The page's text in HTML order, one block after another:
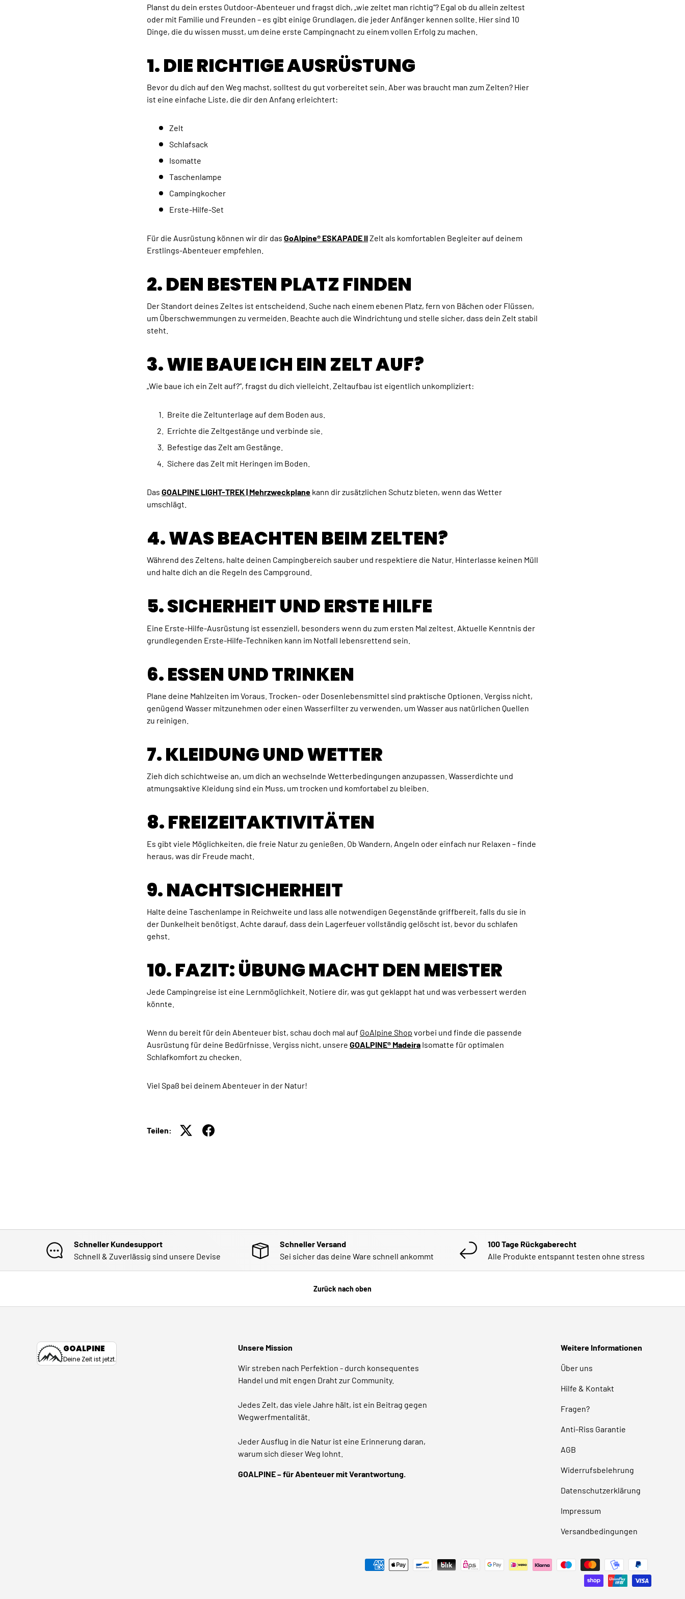
Planst du dein erstes Outdoor-Abenteuer und fragst dich, „wie zeltet man richtig“? Egal ob du allein zeltest
oder mit Familie und Freunden – es gibt einige Grundlagen, die jeder Anfänger kennen sollte. Hier sind 10
Dinge, die du wissen musst, um deine erste Campingnacht zu einem vollen Erfolg zu machen.
1. DIE RICHTIGE AUSRÜSTUNG
Bevor du dich auf den Weg machst, solltest du gut vorbereitet sein. Aber was braucht man zum Zelten? Hier
ist eine einfache Liste, die dir den Anfang erleichtert:
Zelt
Schlafsack
Isomatte
Taschenlampe
Campingkocher
Erste-Hilfe-Set
Für die Ausrüstung können wir dir das GoAlpine® ESKAPADE IIZelt als komfortablen Begleiter auf deinem
Erstlings-Abenteuer empfehlen.
2. DEN BESTEN PLATZ FINDEN
Der Standort deines Zeltes ist entscheidend. Suche nach einem ebenen Platz, fern von Bächen oder Flüssen,
um Überschwemmungen zu vermeiden. Beachte auch die Windrichtung und stelle sicher, dass dein Zelt stabil
steht.
3. WIE BAUE ICH EIN ZELT AUF?
„Wie baue ich ein Zelt auf?“, fragst du dich vielleicht. Zeltaufbau ist eigentlich unkompliziert:
Breite die Zeltunterlage auf dem Boden aus.
Errichte die Zeltgestänge und verbinde sie.
Befestige das Zelt am Gestänge.
Sichere das Zelt mit Heringen im Boden.
Das GOALPINE LIGHT-TREK | Mehrzweckplane kann dir zusätzlichen Schutz bieten, wenn das Wetter
umschlägt.
4. WAS BEACHTEN BEIM ZELTEN?
Während des Zeltens, halte deinen Campingbereich sauber und respektiere die Natur. Hinterlasse keinen Müll
und halte dich an die Regeln des Campground.
5. SICHERHEIT UND ERSTE HILFE
Eine Erste-Hilfe-Ausrüstung ist essenziell, besonders wenn du zum ersten Mal zeltest. Aktuelle Kenntnis der
grundlegenden Erste-Hilfe-Techniken kann im Notfall lebensrettend sein.
6. ESSEN UND TRINKEN
Plane deine Mahlzeiten im Voraus. Trocken- oder Dosenlebensmittel sind praktische Optionen. Vergiss nicht,
genügend Wasser mitzunehmen oder einen Wasserfilter zu verwenden, um Wasser aus natürlichen Quellen
zu reinigen.
7. KLEIDUNG UND WETTER
Zieh dich schichtweise an, um dich an wechselnde Wetterbedingungen anzupassen. Wasserdichte und
atmungsaktive Kleidung sind ein Muss, um trocken und komfortabel zu bleiben.
8. FREIZEITAKTIVITÄTEN
Es gibt viele Möglichkeiten, die freie Natur zu genießen. Ob Wandern, Angeln oder einfach nur Relaxen – finde
heraus, was dir Freude macht.
9. NACHTSICHERHEIT
Halte deine Taschenlampe in Reichweite und lass alle notwendigen Gegenstände griffbereit, falls du sie in
der Dunkelheit benötigst. Achte darauf, dass dein Lagerfeuer vollständig gelöscht ist, bevor du schlafen
gehst.
10. FAZIT: ÜBUNG MACHT DEN MEISTER
Jede Campingreise ist eine Lernmöglichkeit. Notiere dir, was gut geklappt hat und was verbessert werden
könnte.
Wenn du bereit für dein Abenteuer bist, schau doch mal auf GoAlpine Shop vorbei und finde die passende
Ausrüstung für deine Bedürfnisse. Vergiss nicht, unsere GOALPINE® Madeira Isomatte für optimalen
Schlafkomfort zu checken.
Viel Spaß bei deinem Abenteuer in der Natur!
Teilen:
Schneller Kundesupport
Schnell & Zuverlässig sind unsere Devise
Schneller Versand
Sei sicher das deine Ware schnell ankommt
100 Tage Rückgaberecht
Alle Produkte entspannt testen ohne stress
Zurück nach oben
GOALPINE
Deine Zeit ist jetzt.
Unsere Mission
Wir streben nach Perfektion - durch konsequentes
Handel und mit engen Draht zur Community.
Jedes Zelt, das viele Jahre hält, ist ein Beitrag gegen
Wegwerfmentalität.
Jeder Ausflug in die Natur ist eine Erinnerung daran,
warum sich dieser Weg lohnt.
GOALPINE – für Abenteuer mit Verantwortung.
Weitere Informationen
Über uns
Hilfe & Kontakt
Fragen?
Anti-Riss Garantie
AGB
Widerrufsbelehrung
Datenschutzerklärung
Impressum
Versandbedingungen
Zahlungsmethoden